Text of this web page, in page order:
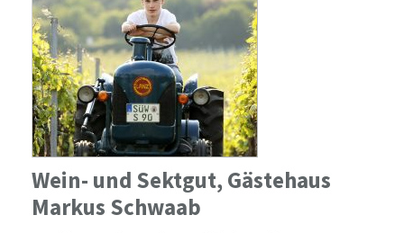
Wein- und Sektgut, Gästehaus
Markus Schwaab